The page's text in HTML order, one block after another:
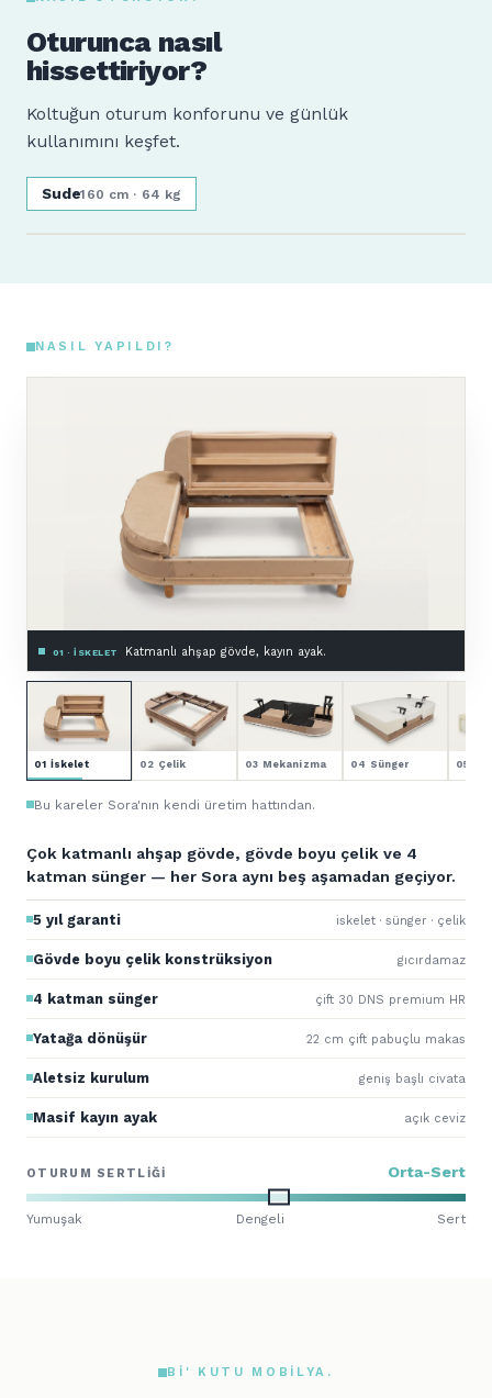
Oturunca nasıl
hissettiriyor?
Koltuğun oturum konforunu ve günlük
kullanımını keşfet.
Sude160 cm · 64 kg
NASIL YAPILDI?
Çok katmanlı ahşap gövde, gövde boyu çelik ve 4
katman sünger — her Sora aynı beş aşamadan geçiyor.
5 yıl garanti iskelet · sünger · çelik
Gövde boyu çelik konstrüksiyon gıcırdamaz
4 katman sünger çift 30 DNS premium HR
Yatağa dönüşür 22 cm çift pabuçlu makas
Aletsiz kurulum geniş başlı civata
Masif kayın ayak açık ceviz
OTURUM SERTLIĞI Orta-Sert
Yumuşak Dengeli Sert
02 · ÇELIK KONSTRÜKSIYON Gövde boyu çelik takviye.
01 İskelet 02 Çelik 03 Mekanizma 04 Sünger 05 Kol
Bu kareler Sora'nın kendi üretim hattından.
BI' KUTU MOBILYA.